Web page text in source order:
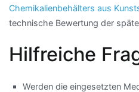
Chemikalienbehälters aus
technische Bewertung der
Hilfreiche
Werden die eingesetzten